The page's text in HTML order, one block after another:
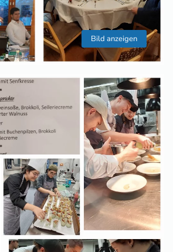
Bild anzeigen